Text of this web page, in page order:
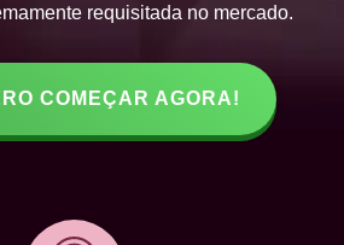
requisitada no mercado.
COMEÇAR AGORA!